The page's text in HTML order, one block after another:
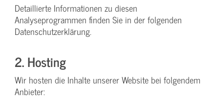
Detaillierte Informationen zu diesen
Analyseprogrammen finden Sie in der folgenden
Datenschutzerklärung.
2. Hosting
Wir hosten die Inhalte unserer Website bei folgendem
Anbieter: